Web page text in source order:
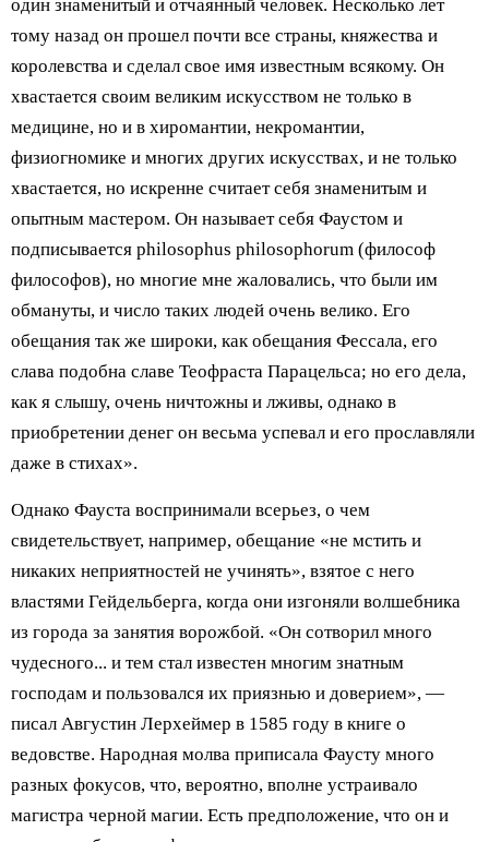
один знаменитый и отчаянный человек. Несколько лет
тому назад он прошел почти все страны, княжества и
королевства и сделал свое имя известным всякому. Он
хвастается своим великим искусством не только в
медицине, но и в хиромантии, некромантии,
физиогномике и многих других искусствах, и не только
хвастается, но искренне считает себя знаменитым и
опытным мастером. Он называет себя Фаустом и
подписывается philosophus philosophorum (философ
философов), но многие мне жаловались, что были им
обмануты, и число таких людей очень велико. Его
обещания так же широки, как обещания Фессала, его
слава подобна славе Теофраста Парацельса; но его дела,
как я слышу, очень ничтожны и лживы, однако в
приобретении денег он весьма успевал и его прославляли
даже в стихах».
Однако Фауста воспринимали всерьез, о чем
свидетельствует, например, обещание «не мстить и
никаких неприятностей не учинять», взятое с него
властями Гейдельберга, когда они изгоняли волшебника
из города за занятия ворожбой. «Он сотворил много
чудесного... и тем стал известен многим знатным
господам и пользовался их приязнью и доверием», —
писал Августин Лерхеймер в 1585 году в книге о
ведовстве. Народная молва приписала Фаусту много
разных фокусов, что, вероятно, вполне устраивало
магистра черной магии. Есть предположение, что он и